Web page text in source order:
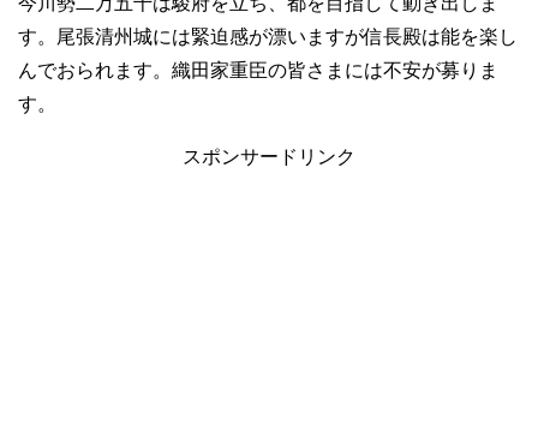
す。尾張清州城には緊迫感が漂いますが信長殿は能を楽し
んでおられます。織田家重臣の皆さまには不安が募りま
す。
スポンサードリンク